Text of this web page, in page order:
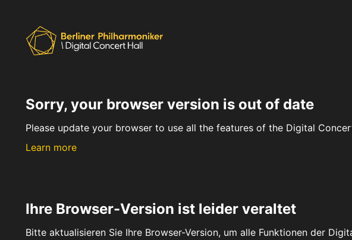
Sorry, your browser version is out of date
Please update your browser to use all the features of the Digital
Learn more
Ihre Browser-Version ist leider veraltet
Bitte aktualisieren Sie Ihre Browser-Version, um alle Funktionen der